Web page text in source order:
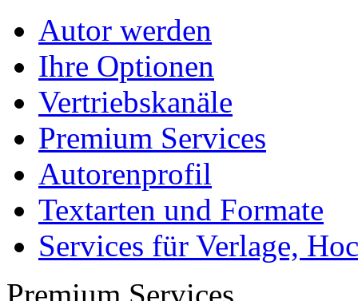
Autor werden
Ihre Optionen
Vertriebskanäle
Premium Services
Autorenprofil
Textarten und Formate
Services für Verlage,